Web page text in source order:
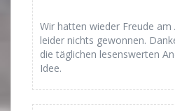
Wir hatten wieder Freude am
leider nichts gewonnen.
die täglichen lesenswerten
Idee.